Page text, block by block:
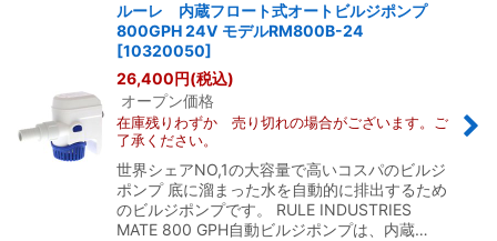
ルーレ 内蔵フロート式オートビルジポンプ
800GPH 24V モデルRM800B-24
[10320050]
26,400円(税込)
オープン価格
在庫残りわずか 売り切れの場合がございます。ご
了承ください。
世界シェアNO,1の大容量で高いコスパのビルジ
ポンプ 底に溜まった水を自動的に排出するため
のビルジポンプです。 RULE INDUSTRIES
MATE 800 GPH自動ビルジポンプは、内蔵…